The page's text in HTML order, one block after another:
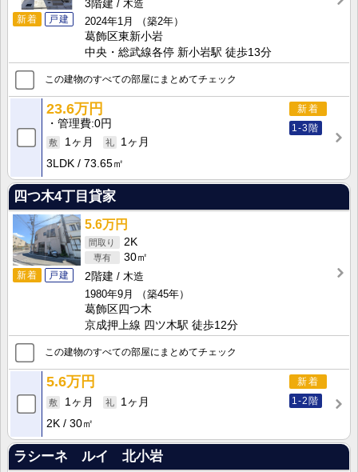
新着 戸建
3階建
木造
2024年1月
（築2年）
葛飾区東新小岩
中央・総武線各停 新小岩駅 徒歩13分
この建物のすべての部屋にまとめてチェック
新着
1-3階
23.6万円
管理費 0円
1ヶ月
1ヶ月
3LDK
73.65㎡
四つ木4丁目貸家
新着 戸建
5.6万円
2K
30㎡
2階建
木造
1980年9月
（築45年）
葛飾区四つ木
京成押上線 四ツ木駅 徒歩12分
この建物のすべての部屋にまとめてチェック
新着
1-2階
5.6万円
1ヶ月
1ヶ月
2K
30㎡
ラシーネ ルイ 北小岩